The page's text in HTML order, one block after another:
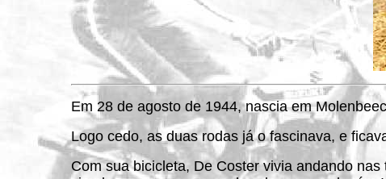
Em 28 de agosto de 1944, nascia em
Logo cedo, as duas rodas já o fascinava, e
Com sua bicicleta, De Coster vivia andando